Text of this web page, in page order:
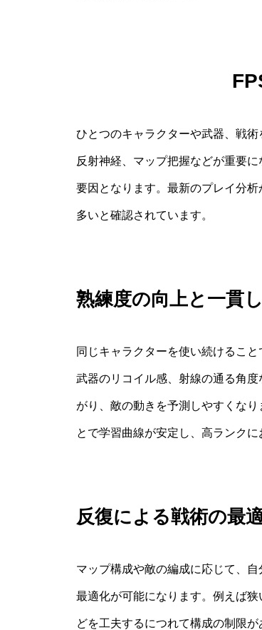
ひとつのキャラクターや武器、戦
反射神経、マップ把握などが重要
要因となります。最新のプレイ分
多いと確認されています。
熟練度の向上と一貫
同じキャラクターを使い続けるこ
武器のリコイル感、射線の通る角
がり、敵の動きを予測しやすくな
とで学習曲線が安定し、高ランク
反復による戦術の最
マップ構成や敵の編成に応じて、
最適化が可能になります。例えば
どを工夫するにつれて構成の制限